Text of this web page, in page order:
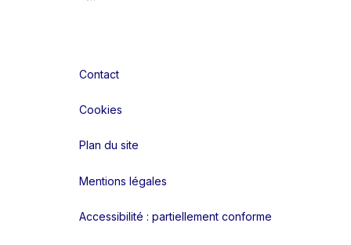
Contact
Cookies
Plan du site
Mentions légales
Accessibilité : partiellement conforme